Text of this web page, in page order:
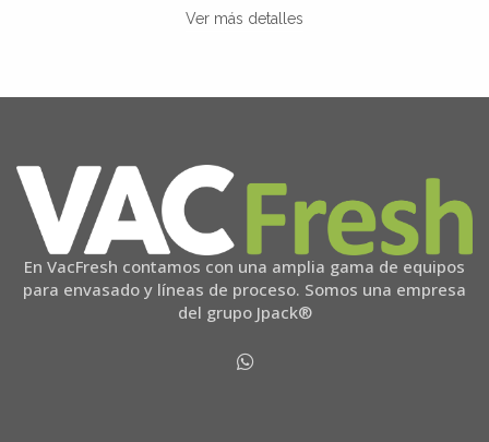
Ver más detalles
En VacFresh contamos con una amplia gama de equipos
para envasado y líneas de proceso. Somos una empresa
del grupo Jpack®